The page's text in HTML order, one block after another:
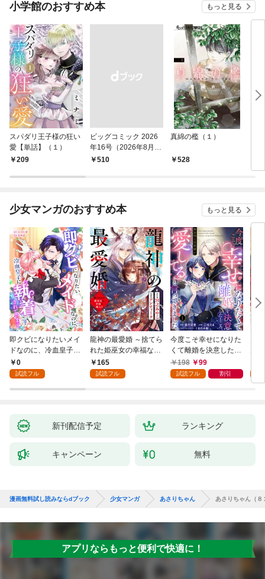
小学館のおすすめ本 もっと見る
スパダリ王子様の狂い
愛【単話】（１）
209
ビッグコミック 2026
年16号（2026年8月7
日発売）
￥510
真綿の檻（１）
528
少女マンガのおすすめ本 もっと見る
即クビになりたいメイ
ドなのに、冷血皇子に
執着されています第1
話
0
試読フル
龍神の最愛婚 ～捨てら
れた姫巫女の幸福な嫁
入り～: 1
165
試読フル
今度こそ幸せになりた
くて離婚を決意したと
ころ、無表情な旦那様
が「愛してる」と言っ
198 99
試読フル 割引
新刊配信予定 ランキング
キャンペーン 無料
漫画無料試し読みならdブック 少女マンガ あさりちゃん あさりちゃん（８
アプリならもっと便利で快適に！